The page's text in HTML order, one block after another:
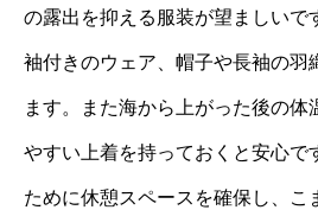
の露出を抑える服装が望ましいで
袖付きのウェア、帽子や長袖の羽
ます。また海から上がった後の体
やすい上着を持っておくと安心で
ために休憩スペースを確保し、こ